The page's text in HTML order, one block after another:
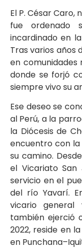
El P. César Caro,
fue ordenado
incardinado en
Tras varios años
en comunidades
donde se forjó
siempre vivo su
Ese deseo se
al Perú, a la
la Diócesis de
encuentro con
su camino.
el Vicariato San
servicio en el
del río Yavarí.
vicario general
también ejerció
2022, reside en
en